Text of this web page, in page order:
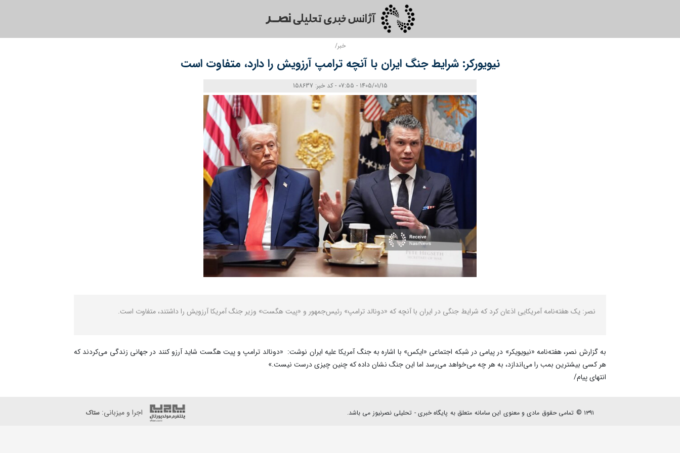
خبر/
نیویورکر: شرایط جنگ ایران با آنچه ترامپ آرزویش را دارد، متفاوت است
1405/01/15 - 07:55 - کد خبر: 158637
نصر: یک هفته‌نامه آمریکایی اذعان کرد که شرایط جنگی در ایران با آنچه که «دونالد ترامپ» رئیس‌جمهور و «پیت هگست» وزیر جنگ آمریکا آرزویش را داشتند، متفاوت است.
به گزارش نصر، هفته‌نامه «نیویویکر» در پیامی در شبکه اجتماعی «ایکس» با اشاره به جنگ آمریکا علیه ایران نوشت: «دونالد ترامپ و پیت هگست شاید آرزو کنند در جهانی زندگی می‌کردند که
هر کسی بیشترین بمب را می‌اندازد، به هر چه می‌خواهد می‌رسد اما این جنگ نشان داده که چنین چیزی درست نیست.»
انتهای پیام/
۱۳۹۱ © تمامی حقوق مادی و معنوی این سامانه متعلق به پایگاه خبری - تحلیلی نصرنیوز می باشد. اجرا و میزبانی:ستاک